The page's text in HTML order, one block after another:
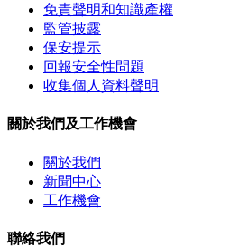
免責聲明和知識產權
監管披露
保安提示
回報安全性問題
收集個人資料聲明
關於我們及工作機會
關於我們
新聞中心
工作機會
聯絡我們